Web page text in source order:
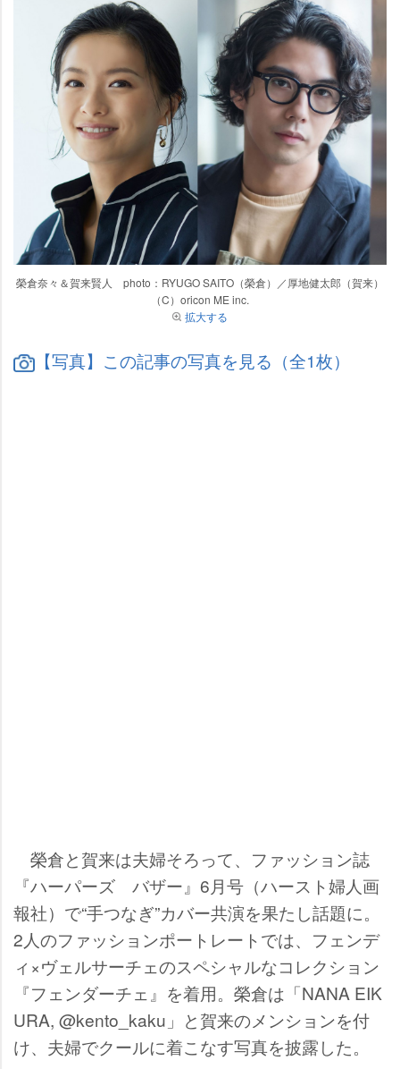
榮倉奈々＆賀来賢人 photo：RYUGO SAITO（榮倉）／厚地健太郎（賀来）
（C）oricon ME inc.
拡大する
【写真】この記事の写真を見る（全1枚）
榮倉と賀来は夫婦そろって、ファッション誌
『ハーパーズ バザー』6月号（ハースト婦人画
報社）で“手つなぎ”カバー共演を果たし話題に。
2人のファッションポートレートでは、フェンデ
ィ×ヴェルサーチェのスペシャルなコレクション
『フェンダーチェ』を着用。榮倉は「NANA EIK
URA, @kento_kaku」と賀来のメンションを付
け、夫婦でクールに着こなす写真を披露した。